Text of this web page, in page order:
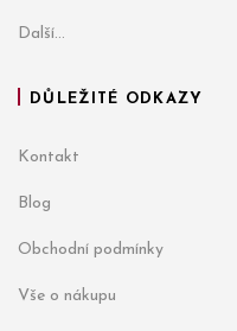
Další...
DŮLEŽITÉ ODKAZY
Kontakt
Blog
Obchodní podmínky
Vše o nákupu